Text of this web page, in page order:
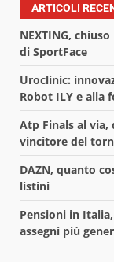
ARTICOLI
NEXTING,
di SportFace
Uroclinic:
Robot ILY e alla
Atp Finals al
vincitore del
DAZN, quanto
listini
Pensioni in
assegni più